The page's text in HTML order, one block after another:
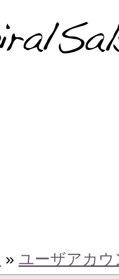
» ユーザアカウ